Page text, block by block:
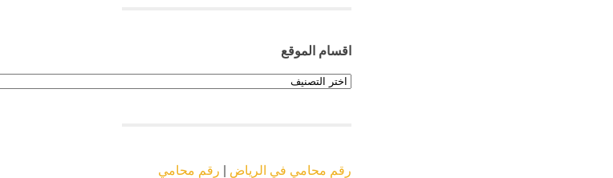
اقسام الموقع
اقسام
الموقع
رقم محامي في الرياض
رقم محامي